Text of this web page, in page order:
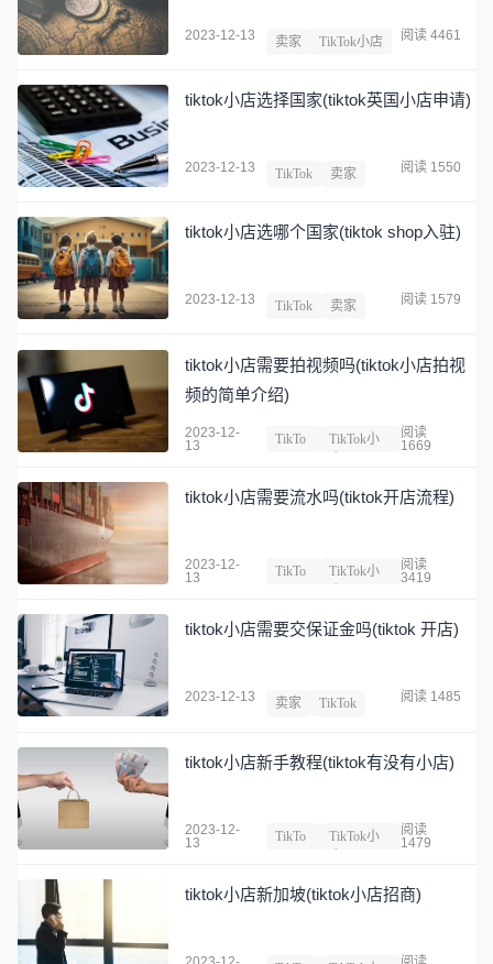
2023-12-13 卖家 TikTok小店 阅读 4461
tiktok小店选择国家(tiktok英国小店申请)
2023-12-13 TikTok 卖家 阅读 1550
tiktok小店选哪个国家(tiktok shop入驻)
2023-12-13 TikTok 卖家 阅读 1579
tiktok小店需要拍视频吗(tiktok小店拍视
频的简单介绍)
2023-12-
13
TikTo
TikTok小
阅读
1669
tiktok小店需要流水吗(tiktok开店流程)
2023-12-
13
TikTo
TikTok小
阅读
3419
tiktok小店需要交保证金吗(tiktok 开店)
2023-12-13 卖家 TikTok 阅读 1485
tiktok小店新手教程(tiktok有没有小店)
2023-12-
13
TikTo
TikTok小
阅读
1479
tiktok小店新加坡(tiktok小店招商)